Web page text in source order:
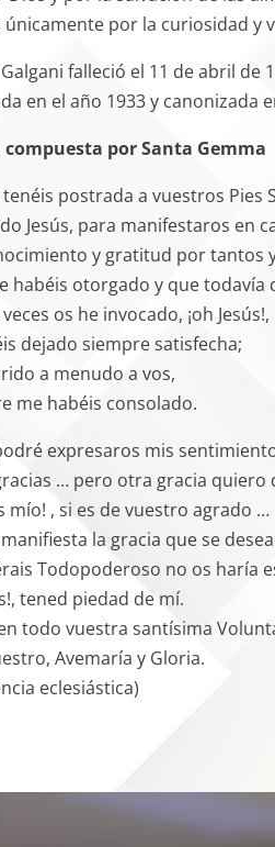
únicamente por la curiosidad y
falleció el 11 de abril de
en el año 1933 y canonizada
compuesta por Santa Gemma
postrada a vuestros Pies
Jesús, para manifestaros en
y gratitud por tantos
habéis otorgado y que todavía
os he invocado, ¡oh Jesús!,
dejado siempre satisfecha;
a menudo a vos,
me habéis consolado.
expresaros mis
… pero otra gracia quiero
mío! , si es de vuestro agrado …
la gracia que se
Todopoderoso no os haría
tened piedad de mí.
todo vuestra santísima
Avemaría y Gloria.
eclesiástica)